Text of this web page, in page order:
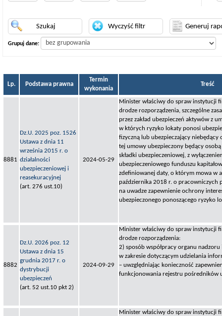
Grupuj dane:
Lp. Podstawa prawna
Termin
wykonania
Treść
8881
Dz.U. 2025 poz. 1526
Ustawa z dnia 11
września 2015 r. o
działalności
ubezpieczeniowej i
reasekuracyjnej
(art. 276 ust.10)
2024-05-29
Minister właściwy do spraw instytucji
drodze rozporządzenia, szczególne
przez zakład ubezpieczeń aktywów z
w których ryzyko lokaty ponosi
fizyczną lub ubezpieczający niebędący
tej umowy ubezpieczony będący
składki ubezpieczeniowej, z
ubezpieczeniowego funduszu
zdefiniowanej daty, o którym mowa w
października 2018 r. o pracowniczych
na uwadze zapewnienie ochrony
ubezpieczonego ponoszącego ryzyko
8882
Dz.U. 2026 poz. 12
Ustawa z dnia 15
grudnia 2017 r. o
dystrybucji
ubezpieczeń
(art. 52 ust.10 pkt 2)
2024-09-29
Minister właściwy do spraw instytucji
drodze rozporządzenia:
2) sposób współpracy organu nadzoru
w zakresie dotyczącym udzielania
– uwzględniając konieczność
funkcjonowania rejestru pośredników
Minister właściwy do spraw instytucji